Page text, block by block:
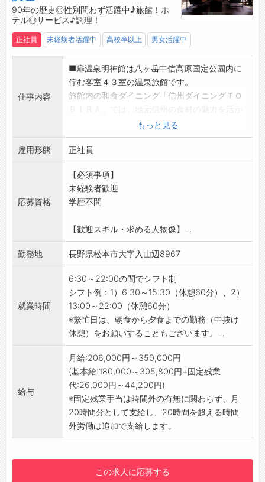
※空き状況によります。
90年の歴史◎性別問わず活躍中♪旅館！ホ
テル◎サービス♪調理！
正社員 未経験者活躍中 高校卒以上 男女活躍中
仕事内容
■扉温泉明神館は八ヶ岳中信高原国定公園内に
佇む客室４３室の温泉旅館です。
旅館内の和食ダイニング「信州ダイニングＴＯ
した創作和食を提供しております。
【業務内容】
■旅館内の食事処（和食）での調理業務全般
・材料の準備、仕込み、調理、盛り付け等の調
理業務全般
・新メニューの考案
・食材の仕入れ調達、原価管理 等
●ホテルや旅館をはじめ、料亭や飲食店での
調理経験者はもちろん歓迎いたします。
●レストランやファミレスなどでの調理経験
●正社員を目指す、アルバイト経験のみの方
も歓迎いたします。
【こんな方に向いています】
●若くともチャレンジ精神にあふれ、料理を
本気で極めたいという方。
●レストランやファミレスで調理経験がある
が、今後本格的に調理師として腕を磨いていき
たいという方も歓迎します。
【ポイント】
・90年の歴史を誇る、老舗旅館です！
・富裕層のお客様が主です◎
【福利厚生】
・入社お祝い金5万円支給あり！
もっと見る
雇用形態 正社員
応募資格
【必須事項】
未経験者歓迎
学歴不問
【歓迎スキル・求める人物像】...
勤務地 長野県松本市大字入山辺8967
就業時間
6:30～22:00の間でシフト制
シフト例：1）6:30～15:30（休憩60分）、2）
13:00～22:00（休憩60分）
※繁忙日は、朝食から夕食までの勤務（中抜け
休憩）をお願いすることもございます。...
給与
月給:206,000円～350,000円
(基本給:180,000～305,800円+固定残業
代:26,000円～44,200円)
※固定残業手当は時間外の有無に関わらず、月
20時間分として支給し、20時間を超える時間
外労働は追加で支給します。
この求人に応募する